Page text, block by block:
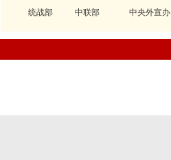
统战部 中联部 中央外宣办